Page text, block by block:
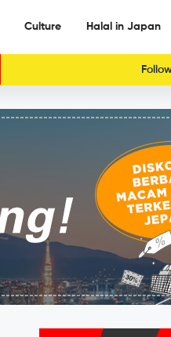
Culture Halal in Japan